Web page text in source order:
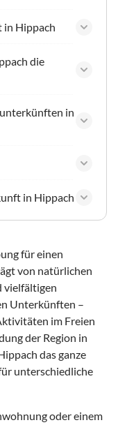
in Hippach
die
in
in Hippach
für einen
von natürlichen
vielfältigen
Unterkünften –
im Freien
der Region in
das ganze
unterschiedliche
oder einem